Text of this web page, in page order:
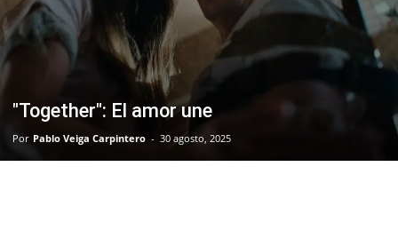
"Together": El amor une
Por Pablo Veiga Carpintero - 30 agosto, 2025